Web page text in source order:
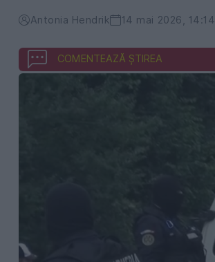
Antonia Hendrik 14 mai 2026, 14:14
COMENTEAZĂ ȘTIREA